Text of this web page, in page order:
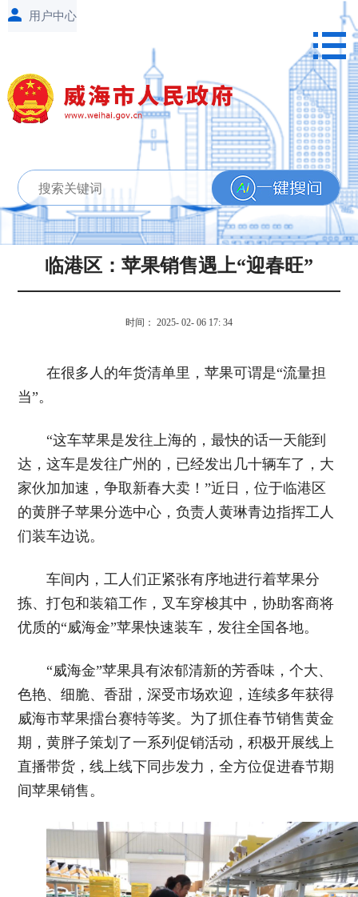
临港区：苹果销售遇上“迎春旺”
时间： 2025- 02- 06 17: 34
在很多人的年货清单里，苹果可谓是“流量担
当”。
“这车苹果是发往上海的，最快的话一天能到
达，这车是发往广州的，已经发出几十辆车了，大
家伙加加速，争取新春大卖！”近日，位于临港区
的黄胖子苹果分选中心，负责人黄琳青边指挥工人
们装车边说。
车间内，工人们正紧张有序地进行着苹果分
拣、打包和装箱工作，叉车穿梭其中，协助客商将
优质的“威海金”苹果快速装车，发往全国各地。
“威海金”苹果具有浓郁清新的芳香味，个大、
色艳、细脆、香甜，深受市场欢迎，连续多年获得
威海市苹果擂台赛特等奖。为了抓住春节销售黄金
期，黄胖子策划了一系列促销活动，积极开展线上
直播带货，线上线下同步发力，全方位促进春节期
间苹果销售。